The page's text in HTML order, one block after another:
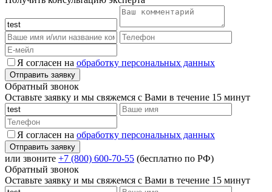
Я согласен на обработку персональных данных
Обратный звонок
Оставьте заявку и мы свяжемся с Вами в течение 15 минут
Я согласен на обработку персональных данных
или звоните +7 (800) 600-70-55 (бесплатно по РФ)
Обратный звонок
Оставьте заявку и мы свяжемся с Вами в течение 15 минут